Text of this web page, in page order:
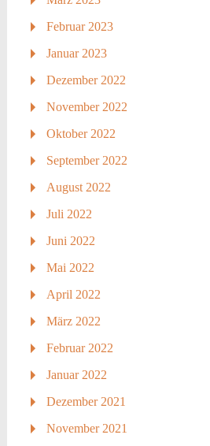
Februar 2023
Januar 2023
Dezember 2022
November 2022
Oktober 2022
September 2022
August 2022
Juli 2022
Juni 2022
Mai 2022
April 2022
März 2022
Februar 2022
Januar 2022
Dezember 2021
November 2021